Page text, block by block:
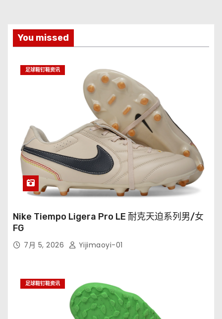
You missed
足球鞋钉鞋资讯
Nike Tiempo Ligera Pro LE 耐克天迫系列男/女
FG
7月 5, 2026 Yijimaoyi-01
足球鞋钉鞋资讯